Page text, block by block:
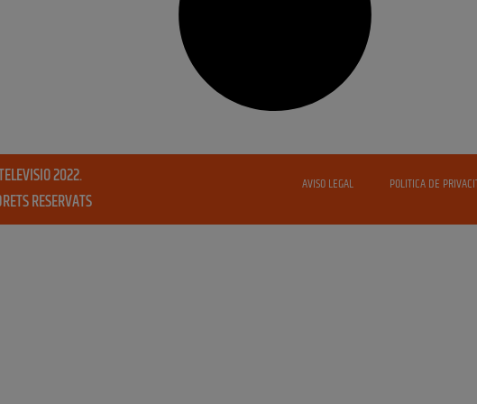
2022.
RESERVATS
AVISO LEGAL POLITICA DE